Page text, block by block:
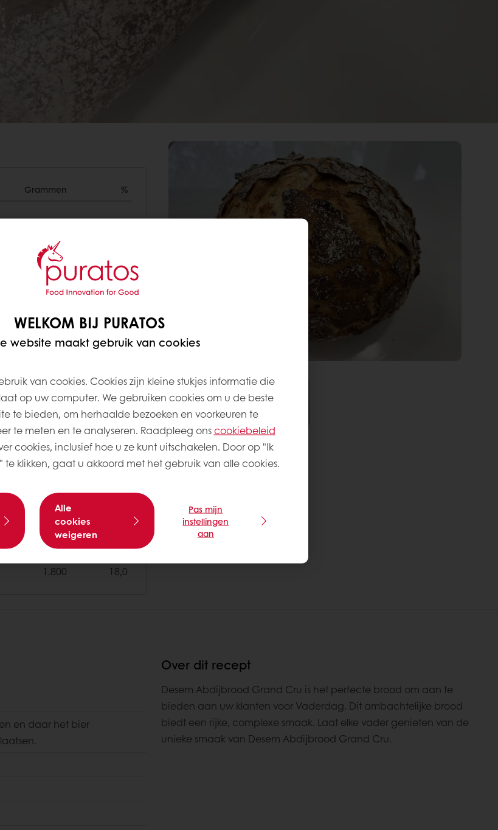
Grammen %
8.000
400
4,0
200
2,0
100
1,0
150
1,5
1.000
10,0
500
5,0
500
5,0
3.300 33,0
1.000
10,0
1.800 18,0
en daar het bier
Over dit recept
Desem Abdijbrood Grand Cru is het perfecte brood om aan te
bieden aan uw klanten voor Vaderdag. Dit ambachtelijke brood
biedt een rijke, complexe smaak. Laat elke vader genieten van de
unieke smaak van Desem Abdijbrood Grand Cru.
WELKOM BIJ PURATOS
website maakt gebruik van cookies
van cookies. Cookies zijn kleine stukjes informatie die
op uw computer. We gebruiken cookies om u de beste
te bieden, om herhaalde bezoeken en voorkeuren te
te meten en te analyseren. Raadpleeg onscookiebeleid
cookies, inclusief hoe u ze kunt uitschakelen. Door op "Ik
klikken, gaat u akkoord met het gebruik van alle cookies.
Alle
cookies
weigeren
Pas mijn
instellingen
aan